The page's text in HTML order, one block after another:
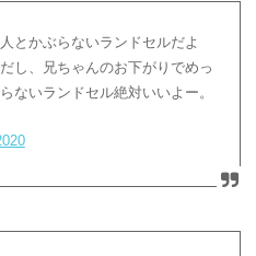
とかぶらないランドセルだよ
し、兄ちゃんのお下がりでめっ
ないランドセル絶対いいよー。